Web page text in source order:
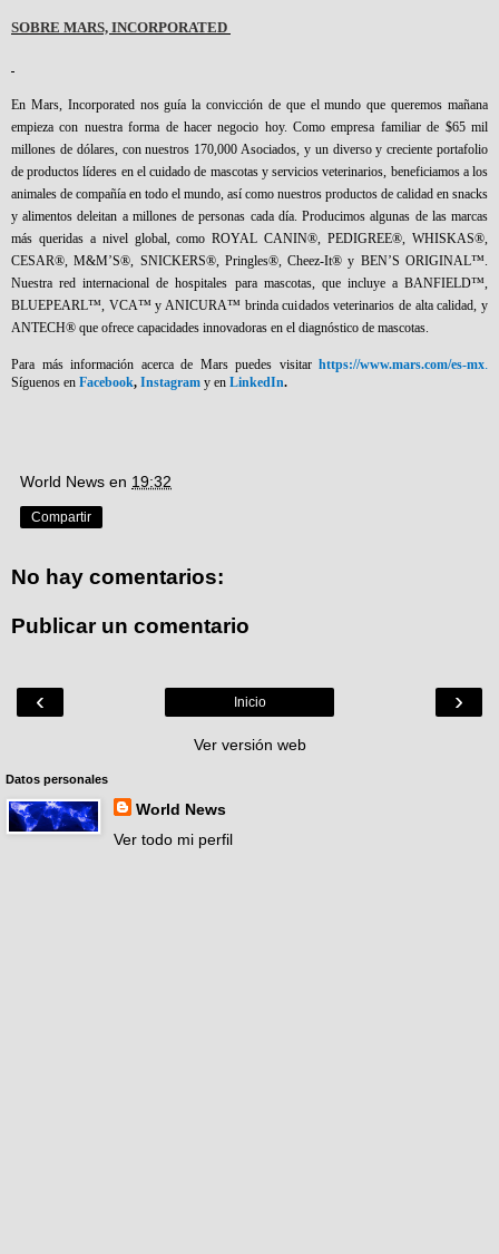
SOBRE MARS, INCORPORATED
En Mars, Incorporated nos guía la convicción de que el mundo que queremos mañana
empieza con nuestra forma de hacer negocio hoy. Como empresa familiar de $65 mil
millones de dólares, con nuestros 170,000 Asociados, y un diverso y creciente portafolio
de productos líderes en el cuidado de mascotas y servicios veterinarios, beneficiamos a los
animales de compañía en todo el mundo, así como nuestros productos de calidad en snacks
y alimentos deleitan a millones de personas cada día. Producimos algunas de las marcas
más queridas a nivel global, como ROYAL CANIN®, PEDIGREE®, WHISKAS®,
CESAR®, M&M’S®, SNICKERS®, Pringles®, Cheez-It® y BEN’S ORIGINAL™.
Nuestra red internacional de hospitales para mascotas, que incluye a BANFIELD™,
BLUEPEARL™, VCA™ y ANICURA™ brinda cuidados veterinarios de alta calidad, y
ANTECH® que ofrece capacidades innovadoras en el diagnóstico de mascotas.
Para más información acerca de Mars puedes visitar https://www.mars.com/es-mx.
Síguenos en Facebook, Instagram y en LinkedIn.
World News en 19:32
Compartir
No hay comentarios:
Publicar un comentario
‹ ›
Inicio
Ver versión web
Datos personales
World News
Ver todo mi perfil